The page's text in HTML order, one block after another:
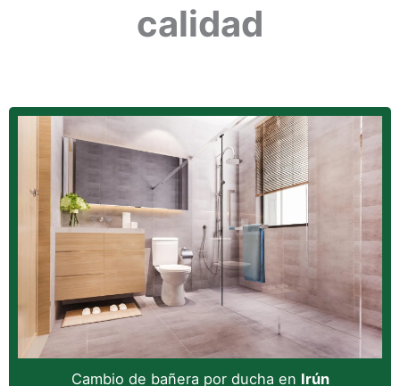
calidad
Cambio de bañera por ducha en Irún